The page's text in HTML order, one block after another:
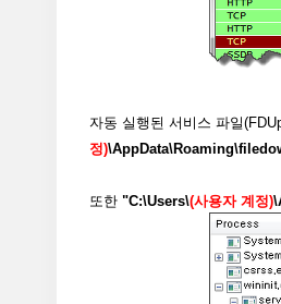
자동 실행된 서비스 파일
정)
또한 "C:\Users\(사용자 계정)